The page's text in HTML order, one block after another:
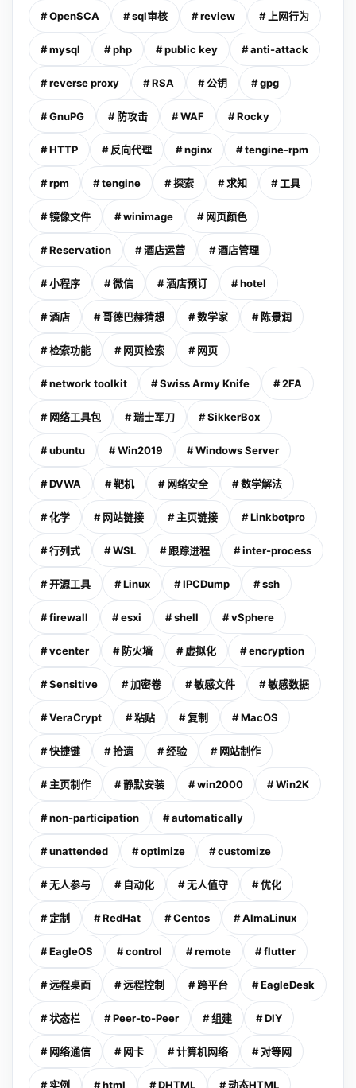
# OpenSCA # sql审核 # review # 上网行为
# mysql # php # public key # anti-attack
# reverse proxy # RSA # 公钥 # gpg
# GnuPG # 防攻击 # WAF # Rocky
# HTTP # 反向代理 # nginx # tengine-rpm
# rpm # tengine # 探索 # 求知 # 工具
# 镜像文件 # winimage # 网页颜色
# Reservation # 酒店运营 # 酒店管理
# 小程序 # 微信 # 酒店预订 # hotel
# 酒店 # 哥德巴赫猜想 # 数学家 # 陈景润
# 检索功能 # 网页检索 # 网页
# network toolkit # Swiss Army Knife # 2FA
# 网络工具包 # 瑞士军刀 # SikkerBox
# ubuntu # Win2019 # Windows Server
# DVWA # 靶机 # 网络安全 # 数学解法
# 化学 # 网站链接 # 主页链接 # Linkbotpro
# 行列式 # WSL # 跟踪进程 # inter-process
# 开源工具 # Linux # IPCDump # ssh
# firewall # esxi # shell # vSphere
# vcenter # 防火墙 # 虚拟化 # encryption
# Sensitive # 加密卷 # 敏感文件 # 敏感数据
# VeraCrypt # 粘贴 # 复制 # MacOS
# 快捷键 # 拾遗 # 经验 # 网站制作
# 主页制作 # 静默安装 # win2000 # Win2K
# non-participation # automatically
# unattended # optimize # customize
# 无人参与 # 自动化 # 无人值守 # 优化
# 定制 # RedHat # Centos # AlmaLinux
# EagleOS # control # remote # flutter
# 远程桌面 # 远程控制 # 跨平台 # EagleDesk
# 状态栏 # Peer-to-Peer # 组建 # DIY
# 网络通信 # 网卡 # 计算机网络 # 对等网
# 实例 # html # DHTML # 动态HTML